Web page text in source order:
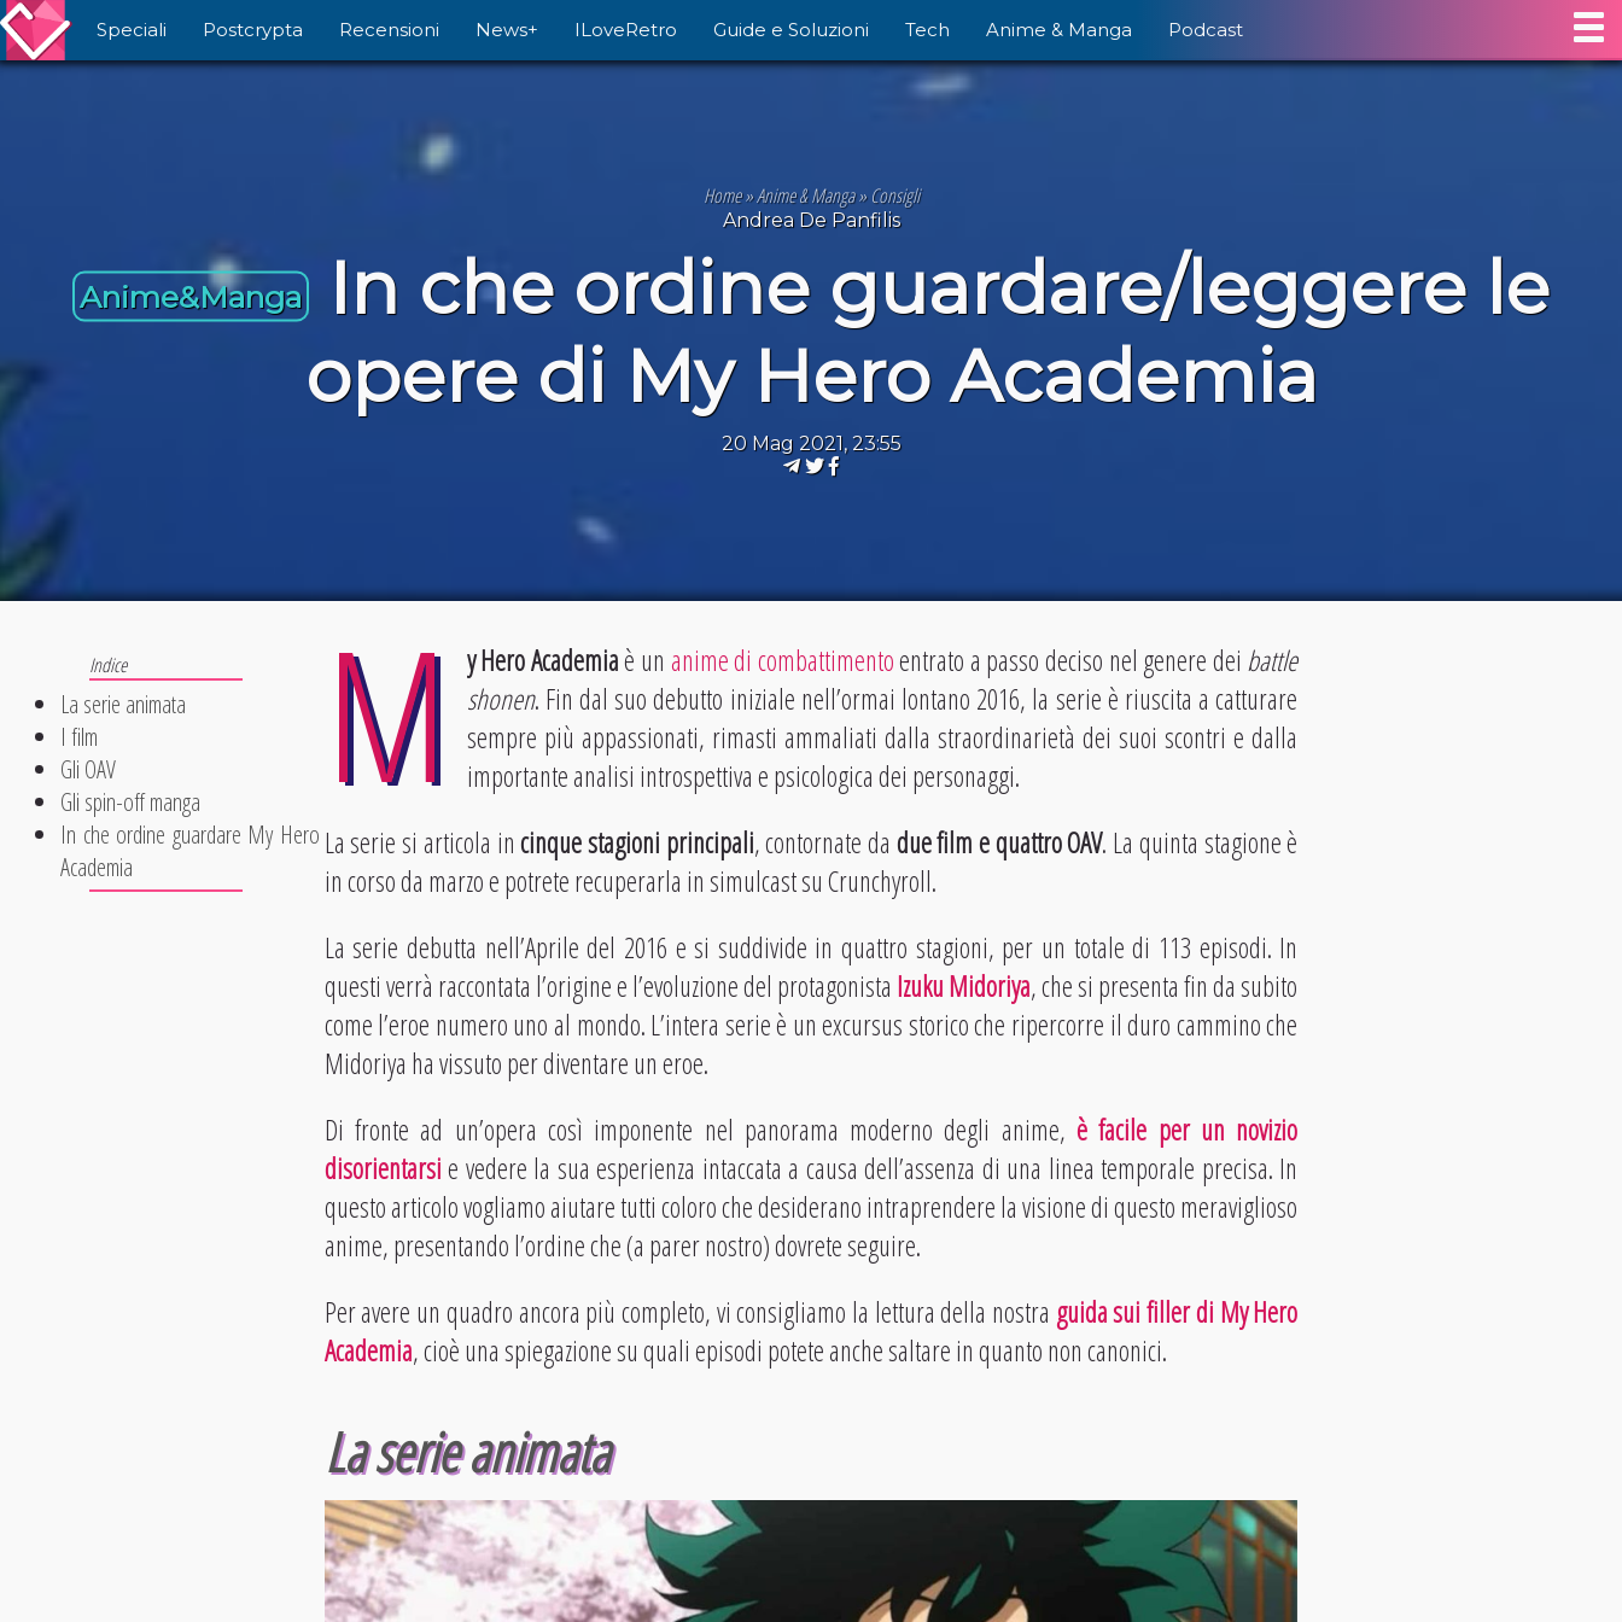
Speciali Postcrypta Recensioni News+ ILoveRetro Guide e Soluzioni Tech Anime & Manga Podcast
Home»Anime & Manga»Consigli
Andrea De Panfilis
Anime&Manga
In che ordine guardare/leggere le
opere di My Hero Academia
20 Mag 2021, 23:55
M y Hero Academiaè un anime di combattimentoentrato a passo deciso nel genere dei battle
shonen. Fin dal suo debutto iniziale nell’ormai lontano 2016, la serie è riuscita a catturare
sempre più appassionati, rimasti ammaliati dalla straordinarietà dei suoi scontri e dalla
importante analisi introspettiva e psicologica dei personaggi.
La serie si articola incinque stagioni principali, contornate da due film e quattro OAV. La quinta stagione è
in corso da marzo e potrete recuperarla in simulcast su Crunchyroll.
La serie debutta nell’Aprile del 2016 e si suddivide in quattro stagioni, per un totale di 113 episodi. In
questi verrà raccontata l’origine e l’evoluzione del protagonista Izuku Midoriya, che si presenta fin da subito
come l’eroe numero uno al mondo. L’intera serie è un excursus storico che ripercorre il duro cammino che
Midoriya ha vissuto per diventare un eroe.
Di fronte ad un’opera così imponente nel panorama moderno degli anime,è facile per un novizio
disorientarsie vedere la sua esperienza intaccata a causa dell’assenza di una linea temporale precisa. In
questo articolo vogliamo aiutare tutti coloro che desiderano intraprendere la visione di questo meraviglioso
anime, presentando l’ordine che (a parer nostro) dovrete seguire.
Per avere un quadro ancora più completo, vi consigliamo la lettura della nostra guida sui filler di My Hero
Academia, cioè una spiegazione su quali episodi potete anche saltare in quanto non canonici.
La serie animata
I film
Gli OAV
Gli spin-off manga
In che ordine guardare My Hero
Academia
La serie animata